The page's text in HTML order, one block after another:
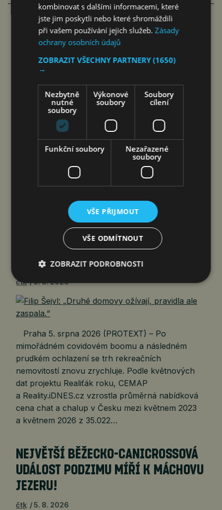
MEZINÁRODNÍ DEN PIVA: BILLA
SPOLUPRACUJE S VÍCE NEŽ 20
REGIONÁLNÍMI PIVOVARY
5. 8. 2026
Praha 5. srpna 2026 (PROTEXT) – Více než 20
regionálních pivovarů dnes spolupracuje se
společností BILLA ČR. U příležitosti
Mezinárodního dne piva, který letos připadá na
pátek 7. srpna, obchodní řetězec připomíná
význam regionálních výrobců ve svém sortimentu
a zároveň prohlubuje spolupráci s řemeslnými…
FILIP ŠEJVL: „DRUHÉ DOMOVY
OŽÍVAJÍ, PRAVIDLA ALE ZASPALA.“
čtk 5. 8. 2026
Praha 5. srpna 2026 (PROTEXT) – Po
mimořádném covidovém boomu a následném
prudkém ochlazení se trh rekreačních
nemovitostí znovu zrychluje. Podle květnových
dat projektu Realiťák roku, CEMAP
a Reality.iDNES.cz vzrostla průměrná nabídková
cena chat a chalup v Česku mezi květnem 2023
a květnem 2026 z 35.022…
NEJVĚTŠÍ BĚŽECKO-CANICROSSOVÁ
UDÁLOST PODZIMU MÍŘÍ K MÁCHOVU
JEZERU!
čtk 5. 8. 2026
kombinovat s dalšími informacemi, které
jste jim poskytli nebo které shromáždili
při vašem používání jejich služeb.Zásady
ochrany osobních údajů
ZOBRAZIT VŠECHNY PARTNERY(1650)
→
Nezbytně
nutné
soubory
Výkonové
soubory
Soubory
cílení
Funkční soubory
Nezařazené
soubory
VŠE PŘIJMOUT
VŠE ODMÍTNOUT
ZOBRAZIT PODROBNOSTI